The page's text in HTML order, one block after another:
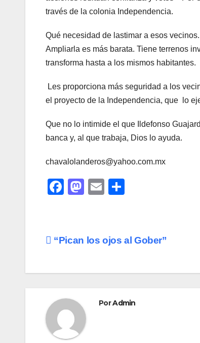
través de la colonia Independencia.
Qué necesidad de lastimar a esos
Ampliarla es más barata. Tiene terrenos
transforma hasta a los mismos habitantes.
Les proporciona más seguridad a los
el proyecto de la Independencia, que lo
Que no lo intimide el que Ildefonso
banca y, al que trabaja, Dios lo ayuda.
chavalolanderos@yahoo.com.mx
F
e
o
k
M
o
o
E
p
tir
Navegación
“Pican los ojos al Gober”
PorAdmin